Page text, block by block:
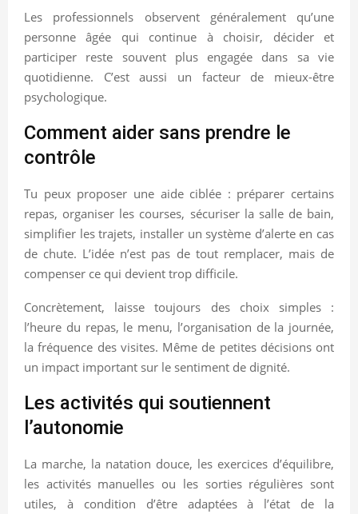
Les professionnels observent généralement qu’une
personne âgée qui continue à choisir, décider et
participer reste souvent plus engagée dans sa vie
quotidienne. C’est aussi un facteur de mieux-être
psychologique.
Comment aider sans prendre le
contrôle
Tu peux proposer une aide ciblée : préparer certains
repas, organiser les courses, sécuriser la salle de bain,
simplifier les trajets, installer un système d’alerte en cas
de chute. L’idée n’est pas de tout remplacer, mais de
compenser ce qui devient trop difficile.
Concrètement, laisse toujours des choix simples :
l’heure du repas, le menu, l’organisation de la journée,
la fréquence des visites. Même de petites décisions ont
un impact important sur le sentiment de dignité.
Les activités qui soutiennent
l’autonomie
La marche, la natation douce, les exercices d’équilibre,
les activités manuelles ou les sorties régulières sont
utiles, à condition d’être adaptées à l’état de la